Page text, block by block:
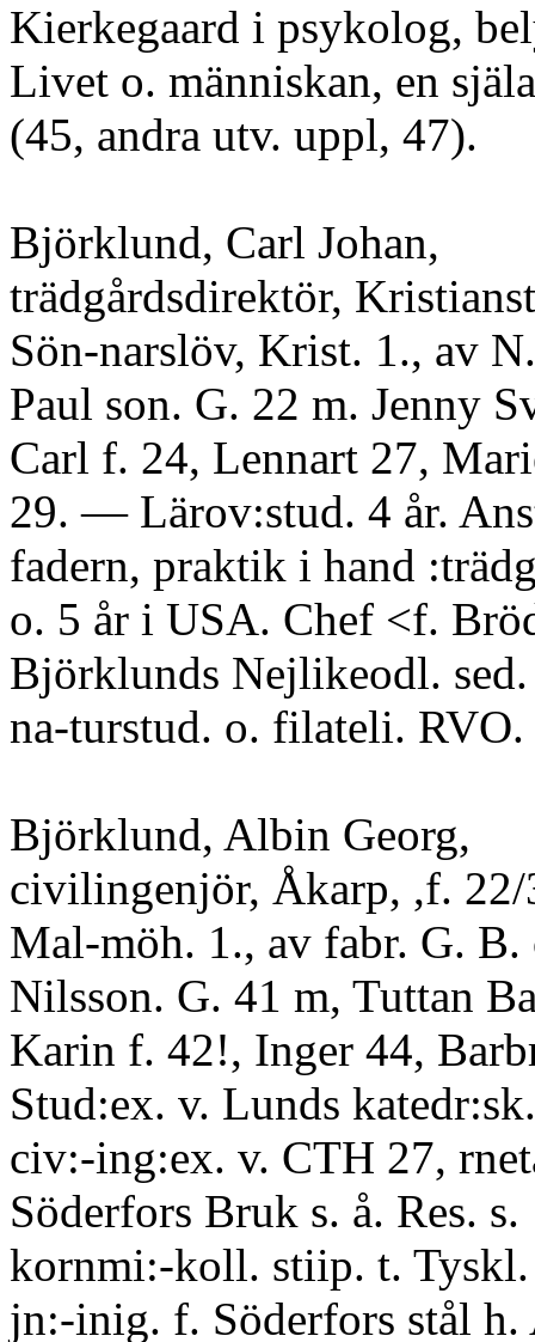
Kierkegaard i psykolog,
Livet o. människan, en
(45, andra utv. uppl, 47).
Björklund, Carl Johan,
trädgårdsdirektör,
Sön-narslöv, Krist. 1., av
Paul son. G. 22 m. Jenny
Carl f. 24, Lennart 27,
29. — Lärov:stud. 4 år.
fadern, praktik i hand
o. 5 år i USA. Chef <f.
Björklunds Nejlikeodl.
na-turstud. o. filateli. RVO.
Björklund, Albin Georg,
civilingenjör, Åkarp, ,f.
Mal-möh. 1., av fabr. G. B.
Nilsson. G. 41 m, Tuttan
Karin f. 42!, Inger 44,
Stud:ex. v. Lunds
civ:-ing:ex. v. CTH 27,
Söderfors Bruk s. å. Res. s.
kornmi:-koll. stiip. t. Tyskl.
jn:-inig. f. Söderfors stål h.